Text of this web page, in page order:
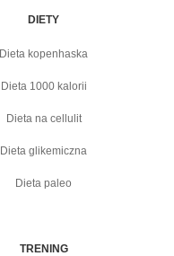
DIETY
Dieta kopenhaska
Dieta 1000 kalorii
Dieta na cellulit
Dieta glikemiczna
Dieta paleo
TRENING